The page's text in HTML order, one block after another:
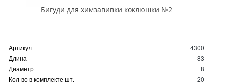
Бигуди для химзавивки коклюшки №2
Артикул
4300
Длина
83
Диаметр
8
Кол-во в комплекте шт.
20